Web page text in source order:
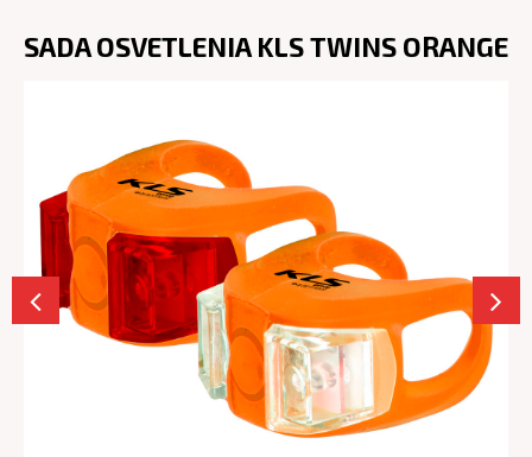
SADA OSVETLENIA KLS TWINS ORANGE